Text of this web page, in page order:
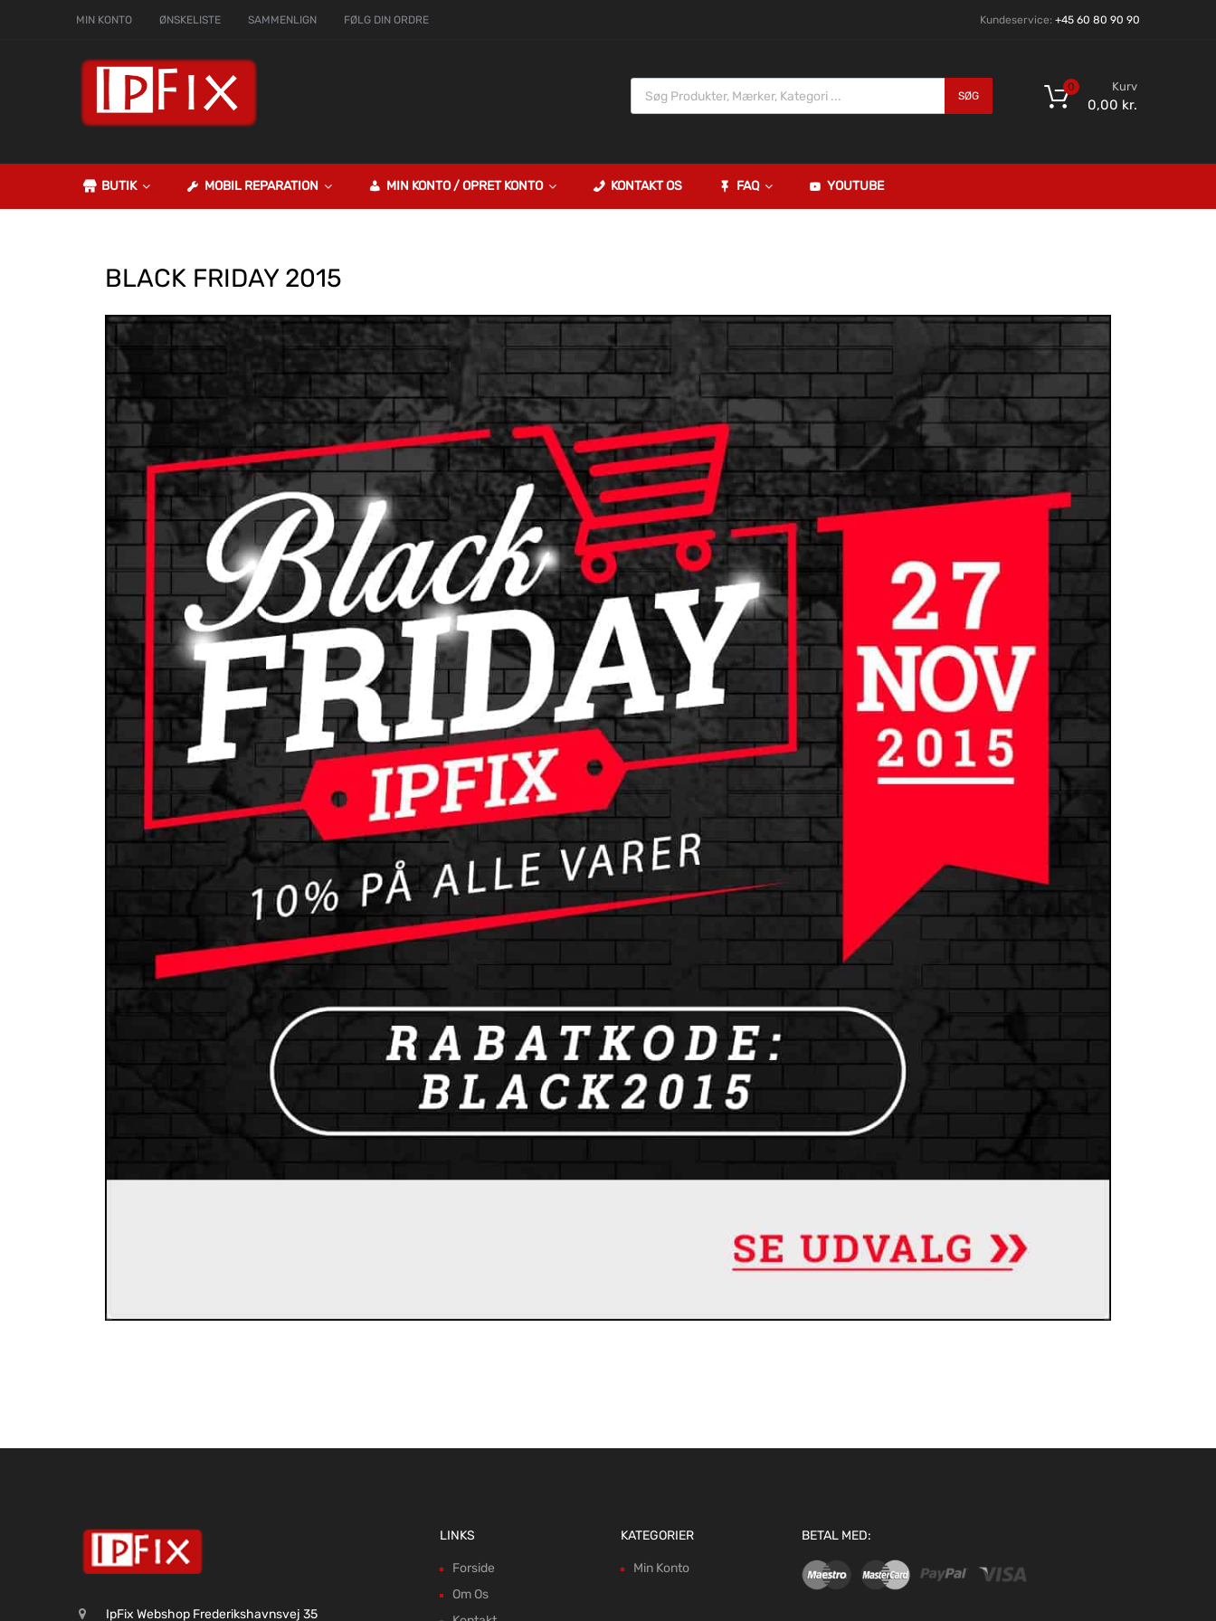
MIN KONTO ØNSKELISTE SAMMENLIGN FØLG DIN ORDRE Kundeservice: +45 60 80 90 90
SØG
Kurv
0,00 kr.
0
BUTIK MOBIL REPARATION MIN KONTO / OPRET KONTO KONTAKT OS FAQ YOUTUBE
BLACK FRIDAY 2015
IpFix Webshop Frederikshavnsvej 35
LINKS
Forside
Om Os
KATEGORIER
Min Konto
BETAL MED: